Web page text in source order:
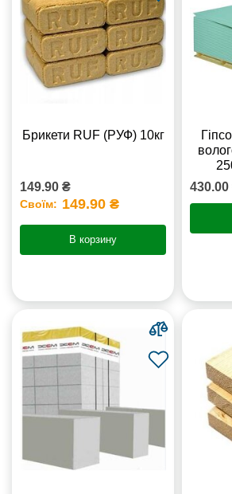
Брикети RUF (РУФ) 10кг
149.90 ₴
Своїм: 149.90 ₴
В корзину